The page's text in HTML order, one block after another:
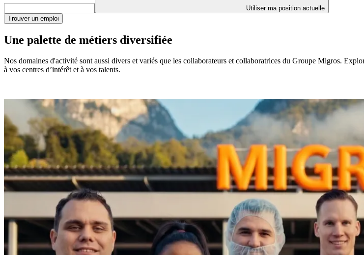
Utiliser ma position actuelle
Trouver un emploi
Une palette de métiers diversifiée
Nos domaines d'activité sont aussi divers et variés que les collaborateurs et collaboratrices du Groupe Migros.
à vos centres d’intérêt et à vos talents.